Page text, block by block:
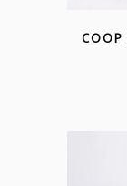
COOP